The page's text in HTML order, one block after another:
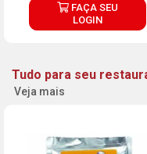
FAÇA SEU
LOGIN
Tudo para seu
Veja mais